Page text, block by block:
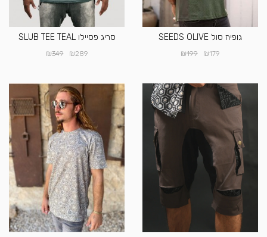
גופיה סול SEEDS OLIVE
₪179
₪199
סריג פסיילו SLUB TEE TEAL
₪289
₪349